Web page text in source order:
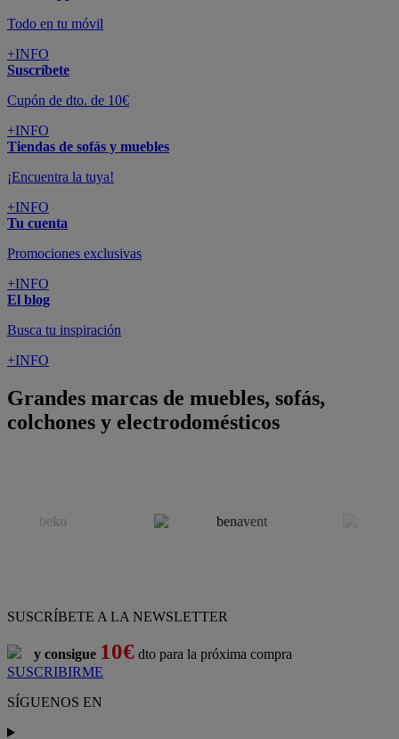
Todo en tu móvil
+INFO
Suscríbete
Cupón de dto. de 10€
+INFO
Tiendas de sofás y muebles
¡Encuentra la tuya!
+INFO
Tu cuenta
Promociones exclusivas
+INFO
El blog
Busca tu inspiración
+INFO
Grandes marcas de muebles, sofás,
colchones y electrodomésticos
SUSCRÍBETE A LA NEWSLETTER
y consigue 10€ dto para la próxima compra
SUSCRIBIRME
SÍGUENOS EN